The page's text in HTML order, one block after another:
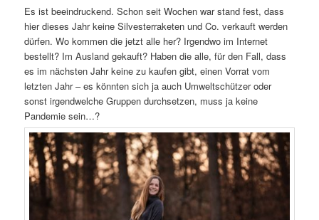
Es ist beeindruckend. Schon seit Wochen war stand fest, dass
hier dieses Jahr keine Silvesterraketen und Co. verkauft werden
dürfen. Wo kommen die jetzt alle her? Irgendwo im Internet
bestellt? Im Ausland gekauft? Haben die alle, für den Fall, dass
es im nächsten Jahr keine zu kaufen gibt, einen Vorrat vom
letzten Jahr – es könnten sich ja auch Umweltschützer oder
sonst irgendwelche Gruppen durchsetzen, muss ja keine
Pandemie sein…?